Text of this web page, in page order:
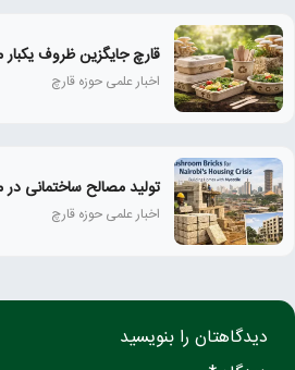
قارچ جایگزین ظروف
اخبار علمی حوزه قارچ
تولید مصالح ساختمانی
اخبار علمی حوزه قارچ
دیدگاهتان را بنویسید